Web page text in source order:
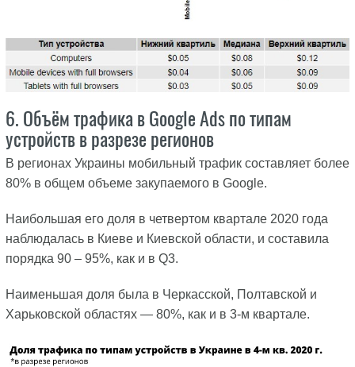
6. Объём трафика в Google Ads по типам
устройств в разрезе регионов
В регионах Украины мобильный трафик составляет более
80% в общем объеме закупаемого в Google.
Наибольшая его доля в четвертом квартале 2020 года
наблюдалась в Киеве и Киевской области, и составила
порядка 90 – 95%, как и в Q3.
Наименьшая доля была в Черкасской, Полтавской и
Харьковской областях — 80%, как и в 3-м квартале.